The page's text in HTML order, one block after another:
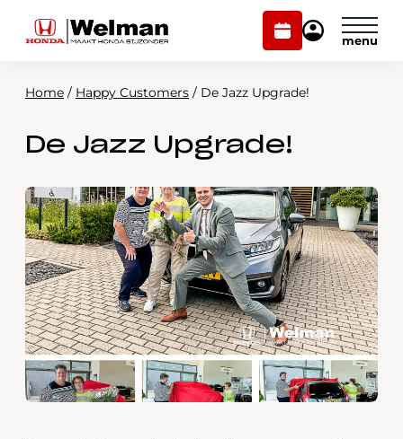
Plan
onderhoud
Mijn
Modellen
Voorraad
Onderhoud en service
Over ons
Webshop
Contact
Plan onderhoud
Mijn Honda Welman
Home / Happy Customers / De Jazz Upgrade!
De Jazz Upgrade!